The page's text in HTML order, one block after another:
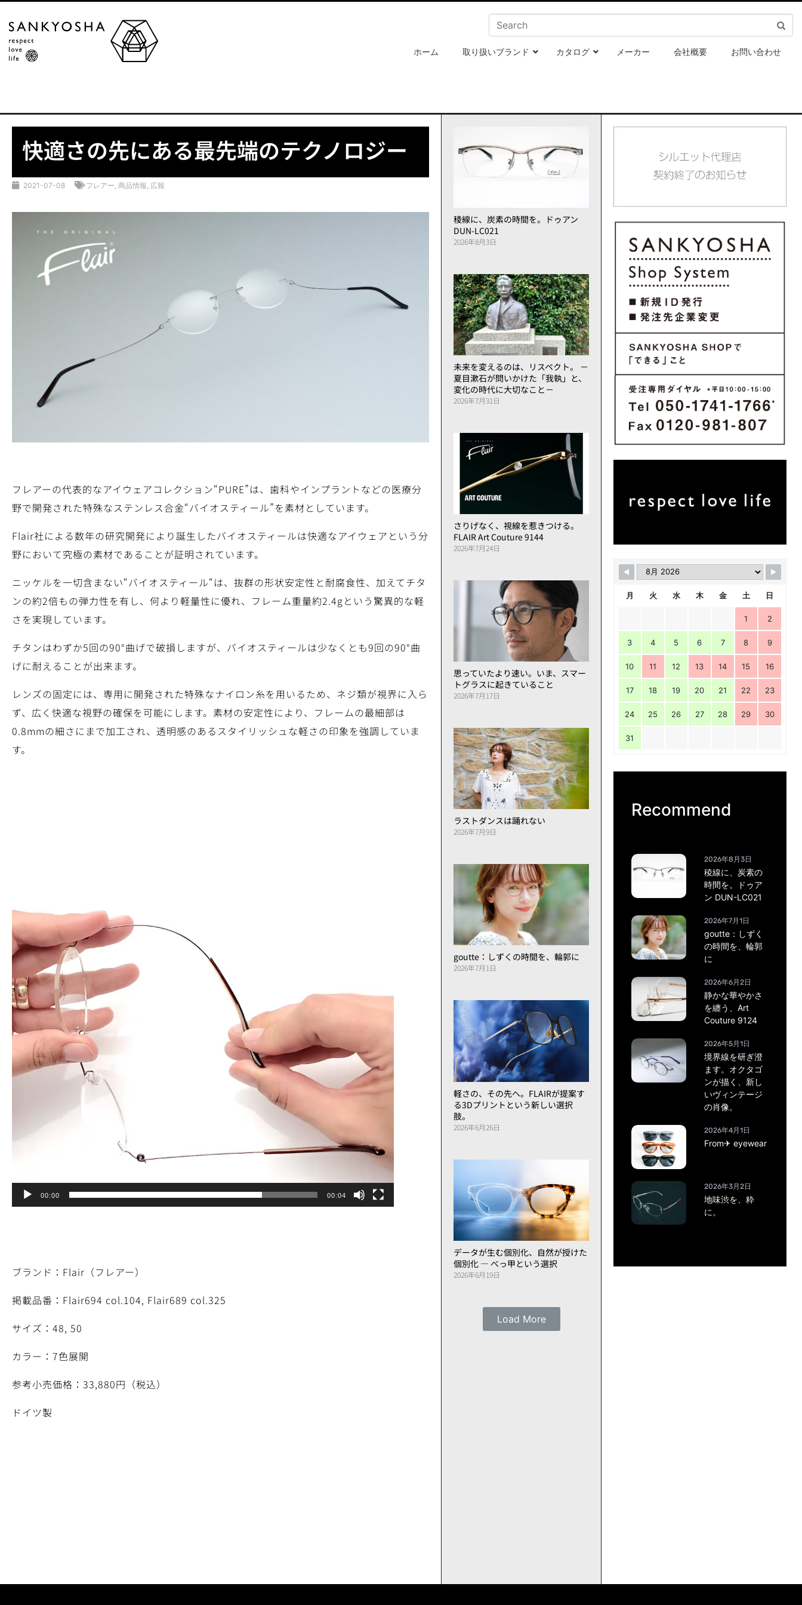
ホーム 取り扱いブランド カタログ メーカー 会社概要 お問い合わせ
快適さの先にある最先端のテクノロジー
2021-07-08 フレアー, 商品情報, 広報
フレアーの代表的なアイウェアコレクション“PURE”は、歯科やインプラントなどの医療分
野で開発された特殊なステンレス合金“バイオスティール”を素材としています。
Flair社による数年の研究開発により誕生したバイオスティールは快適なアイウェアという分
野において究極の素材であることが証明されています。
ニッケルを一切含まない“バイオスティール“は、抜群の形状安定性と耐腐食性、加えてチタ
ンの約2倍もの弾力性を有し、何より軽量性に優れ、フレーム重量約2.4gという驚異的な軽
さを実現しています。
チタンはわずか5回の90°曲げで破損しますが、バイオスティールは少なくとも9回の90°曲
げに耐えることが出来ます。
レンズの固定には、専用に開発された特殊なナイロン糸を用いるため、ネジ類が視界に入ら
ず、広く快適な視野の確保を可能にします。素材の安定性により、フレームの最細部は
0.8mmの細さにまで加工され、透明感のあるスタイリッシュな軽さの印象を強調していま
す。
ー
ヤ
ー
00:00 00:04
ブランド：Flair（フレアー）
掲載品番：Flair694 col.104, Flair689 col.325
サイズ：48, 50
カラー：7色展開
参考小売価格：33,880円（税込）
ドイツ製
稜線に、炭素の時間を。ドゥアン
DUN-LC021
2026年8月3日
未来を変えるのは、リスペクト。 －
夏目漱石が問いかけた「我執」と、
変化の時代に大切なこと－
2026年7月31日
さりげなく、視線を惹きつける。
FLAIR Art Couture 9144
2026年7月24日
思っていたより速い。いま、スマー
トグラスに起きていること
2026年7月17日
ラストダンスは踊れない
2026年7月9日
goutte：しずくの時間を、輪郭に
2026年7月1日
軽さの、その先へ。FLAIRが提案す
る3Dプリントという新しい選択
肢。
2026年6月26日
データが生む個別化、自然が授けた
個別化 ― べっ甲という選択
2026年6月19日
Load More
月 火 水 木 金 土 日
1 2
3 4 5 6 7 8 9
10 11 12 13 14 15 16
17 18 19 20 21 22 23
24 25 26 27 28 29 30
31
Recommend
2026年8月3日
稜線に、炭素の
時間を。ドゥア
ン DUN-LC021
2026年7月1日
goutte：しずく
の時間を、輪郭
に
2026年6月2日
静かな華やかさ
を纏う、Art
Couture 9124
2026年5月1日
境界線を研ぎ澄
ます。オクタゴ
ンが描く、新し
いヴィンテージ
の肖像。
2026年4月1日
From✈ eyewear
2026年3月2日
地味渋を、粋
に。